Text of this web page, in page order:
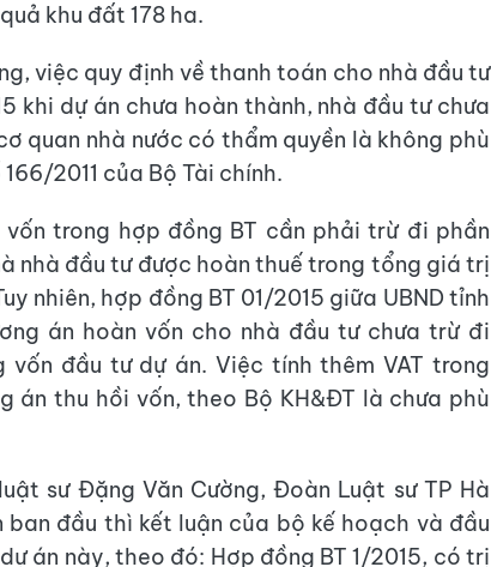
khu đất 178 ha.
việc quy định về thanh toán cho nhà đầu tư
khi dự án chưa hoàn thành, nhà đầu tư chưa
quan nhà nước có thẩm quyền là không phù
2011 của Bộ Tài chính.
vốn trong hợp đồng BT cần phải trừ đi phần
nhà đầu tư được hoàn thuế trong tổng giá trị
nhiên, hợp đồng BT 01/2015 giữa UBND tỉnh
án hoàn vốn cho nhà đầu tư chưa trừ đi
vốn đầu tư dự án. Việc tính thêm VAT trong
án thu hồi vốn, theo Bộ KH&ĐT là chưa phù
sư Đặng Văn Cường, Đoàn Luật sư TP Hà
đầu thì kết luận của bộ kế hoạch và đầu
án này, theo đó: Hợp đồng BT 1/2015, có trị